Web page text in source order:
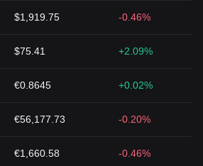
$1,919.75 -0.46%
$75.41 +2.09%
€0.8645 +0.02%
€56,177.73 -0.20%
€1,660.58 -0.46%